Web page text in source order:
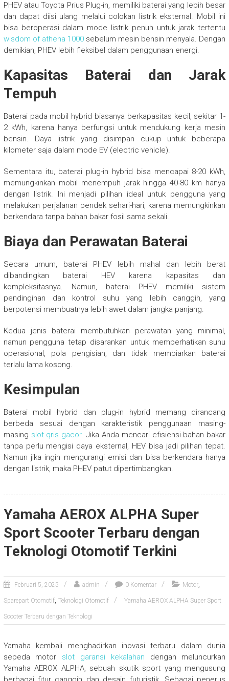
PHEV atau Toyota Prius Plug-in, memiliki baterai yang lebih besar
dan dapat diisi ulang melalui colokan listrik eksternal. Mobil ini
bisa beroperasi dalam mode listrik penuh untuk jarak tertentu
wisdom of athena 1000sebelum mesin bensin menyala. Dengan
demikian, PHEV lebih fleksibel dalam penggunaan energi.
Kapasitas Baterai dan Jarak
Tempuh
Baterai pada mobil hybrid biasanya berkapasitas kecil, sekitar 1-
2 kWh, karena hanya berfungsi untuk mendukung kerja mesin
bensin. Daya listrik yang disimpan cukup untuk beberapa
kilometer saja dalam mode EV (electric vehicle).
Sementara itu, baterai plug-in hybrid bisa mencapai 8-20 kWh,
memungkinkan mobil menempuh jarak hingga 40-80 km hanya
dengan listrik. Ini menjadi pilihan ideal untuk pengguna yang
melakukan perjalanan pendek sehari-hari, karena memungkinkan
berkendara tanpa bahan bakar fosil sama sekali.
Biaya dan Perawatan Baterai
Secara umum, baterai PHEV lebih mahal dan lebih berat
dibandingkan baterai HEV karena kapasitas dan
kompleksitasnya. Namun, baterai PHEV memiliki sistem
pendinginan dan kontrol suhu yang lebih canggih, yang
berpotensi membuatnya lebih awet dalam jangka panjang.
Kedua jenis baterai membutuhkan perawatan yang minimal,
namun pengguna tetap disarankan untuk memperhatikan suhu
operasional, pola pengisian, dan tidak membiarkan baterai
terlalu lama kosong.
Kesimpulan
Baterai mobil hybrid dan plug-in hybrid memang dirancang
berbeda sesuai dengan karakteristik penggunaan masing-
masing slot qris gacor. Jika Anda mencari efisiensi bahan bakar
tanpa perlu mengisi daya eksternal, HEV bisa jadi pilihan tepat.
Namun jika ingin mengurangi emisi dan bisa berkendara hanya
dengan listrik, maka PHEV patut dipertimbangkan.
Yamaha AEROX ALPHA Super
Sport Scooter Terbaru dengan
Teknologi Otomotif Terkini
Februari 5, 2025 admin 0 Komentar Motor,
Sparepart Otomotif, Teknologi Otomotif Yamaha AEROX ALPHA Super Sport
Scooter Terbaru dengan Teknologi
Yamaha kembali menghadirkan inovasi terbaru dalam dunia
sepeda motor slot garansi kekalahan dengan meluncurkan
Yamaha AEROX ALPHA, sebuah skutik sport yang mengusung